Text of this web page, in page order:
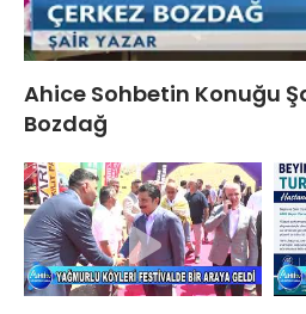
Ahice Sohbetin Konuğu
Bozdağ